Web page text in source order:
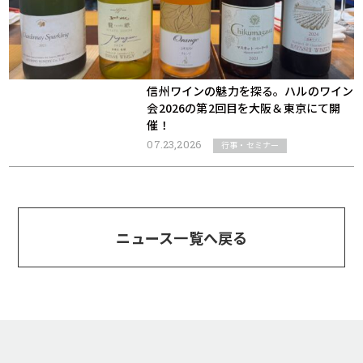
信州ワインの魅力を探る。ハルのワイン
会2026の第2回目を大阪＆東京にて開
催！
07.23,2026 行事・セミナー
ニュース一覧へ戻る